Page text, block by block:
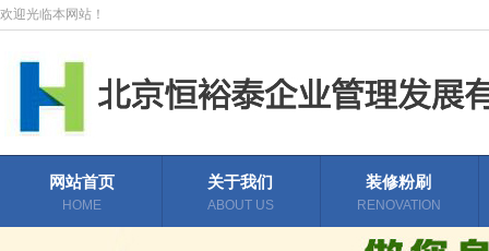
欢迎光临本网站！
网站首页
HOME
关于我们
ABOUT US
装修粉刷
RENOVATION